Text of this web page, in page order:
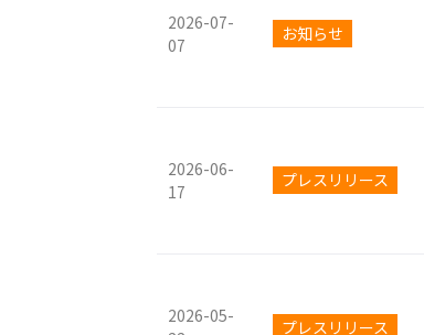
2026-07-
07
お知らせ
2026-06-
17
プレスリリース
2026-05-
プレスリリース